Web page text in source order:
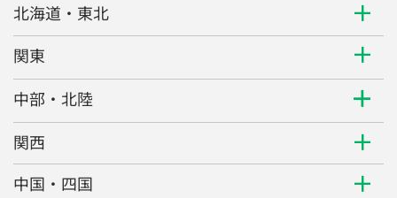
北海道・東北
関東
中部・北陸
関西
中国・四国